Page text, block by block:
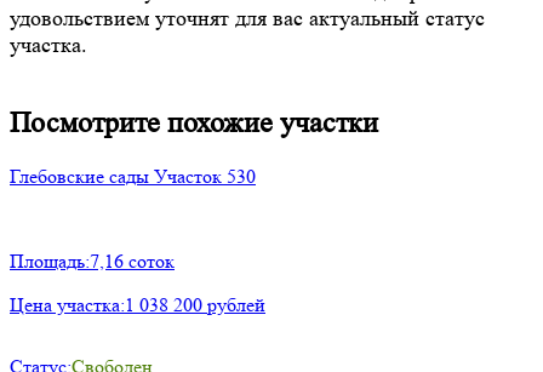
удовольствием уточнят для вас актуальный статус
участка.
Посмотрите похожие участки
Глебовские сады Участок 530
Площадь:7,16 соток
Цена участка:1 038 200 рублей
Статус:Свободен